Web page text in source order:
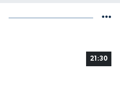
21:30